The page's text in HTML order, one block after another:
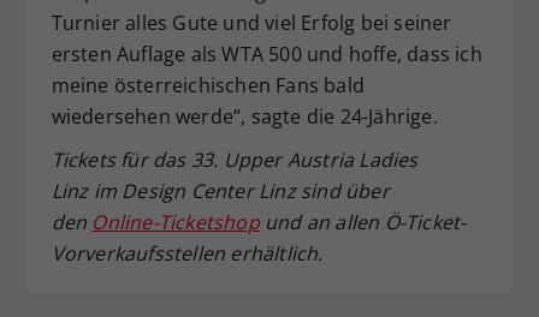
Turnier alles Gute und viel Erfolg bei seiner
ersten Auflage als WTA 500 und hoffe, dass ich
meine österreichischen Fans bald
wiedersehen werde“, sagte die 24-Jährige.
Tickets für das 33. Upper Austria Ladies
Linz im Design Center Linz sind über
den Online-Ticketshopund an allen Ö-Ticket-
Vorverkaufsstellen erhältlich.